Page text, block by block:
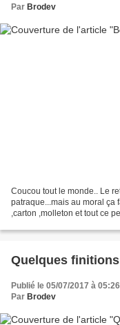
Par Brodev
Coucou tout le monde.. Le
patraque...mais au moral ça
,carton ,molleton et tout ce
Quelques finitions
Publié le 05/07/2017 à 05:26
Par Brodev